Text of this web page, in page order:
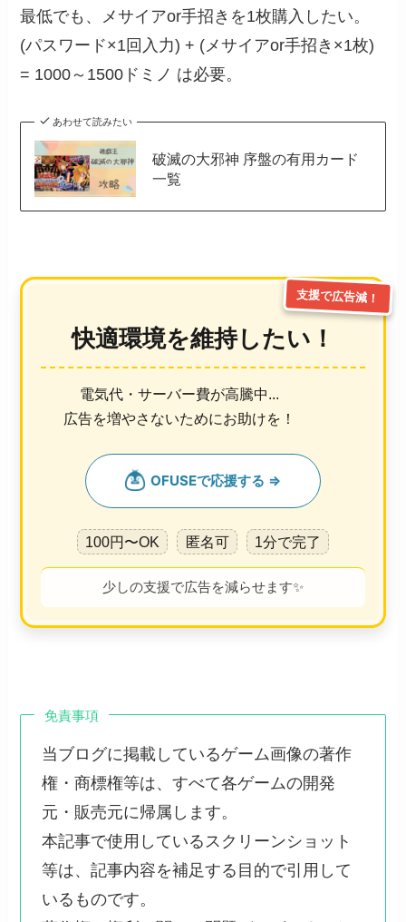
最低でも、メサイアor手招きを1枚購入したい。
(パスワード×1回入力) + (メサイアor手招き×1枚)
= 1000～1500ドミノ は必要。
あわせて読みたい
破滅の大邪神 序盤の有用カード
一覧
支援で広告減！
快適環境を維持したい！
電気代・サーバー費が高騰中...
広告を増やさないためにお助けを！
100円〜OK 匿名可 1分で完了
少しの支援で広告を減らせます✨
免責事項
当ブログに掲載しているゲーム画像の著作
権・商標権等は、すべて各ゲームの開発
元・販売元に帰属します。
本記事で使用しているスクリーンショット
等は、記事内容を補足する目的で引用して
いるものです。